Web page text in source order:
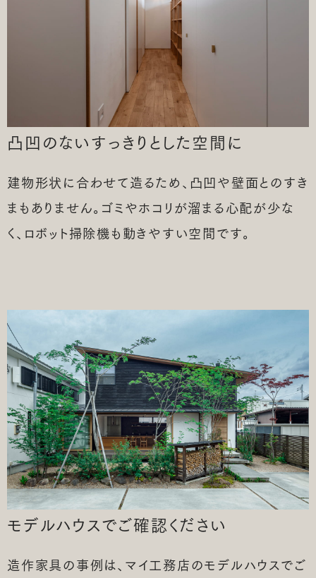
凸凹のないすっきりとした空間に
建物形状に合わせて造るため、凸凹や壁面とのすき
まもありません。ゴミやホコリが溜まる心配が少な
く、ロボット掃除機も動きやすい空間です。
モデルハウスでご確認ください
造作家具の事例は、マイ工務店のモデルハウスでご